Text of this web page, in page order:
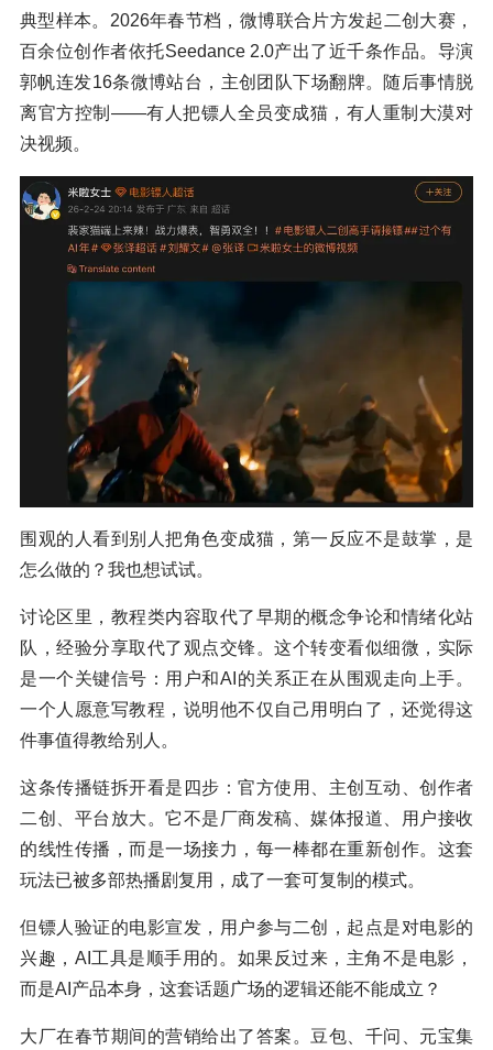
典型样本。2026年春节档，微博联合片方发起二创大赛，
百余位创作者依托Seedance 2.0产出了近千条作品。导演
郭帆连发16条微博站台，主创团队下场翻牌。随后事情脱
离官方控制——有人把镖人全员变成猫，有人重制大漠对
决视频。
围观的人看到别人把角色变成猫，第一反应不是鼓掌，是
怎么做的？我也想试试。
讨论区里，教程类内容取代了早期的概念争论和情绪化站
队，经验分享取代了观点交锋。这个转变看似细微，实际
是一个关键信号：用户和AI的关系正在从围观走向上手。
一个人愿意写教程，说明他不仅自己用明白了，还觉得这
件事值得教给别人。
这条传播链拆开看是四步：官方使用、主创互动、创作者
二创、平台放大。它不是厂商发稿、媒体报道、用户接收
的线性传播，而是一场接力，每一棒都在重新创作。这套
玩法已被多部热播剧复用，成了一套可复制的模式。
但镖人验证的电影宣发，用户参与二创，起点是对电影的
兴趣，AI工具是顺手用的。如果反过来，主角不是电影，
而是AI产品本身，这套话题广场的逻辑还能不能成立？
大厂在春节期间的营销给出了答案。豆包、千问、元宝集